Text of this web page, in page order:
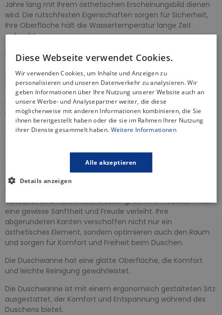
Jahre lang mit ihrem ästhetischen Erscheinungsbild dienen
wird. Die rutschfesten Eigenschaften sorgen für Sicherheit,
ihre Oberfläche hält die Wassertemperatur lange Zeit
aufrecht.
Ein weiterer Vorteil ist die einfache Montage. Mit den
einfachen und intuitiven Anweisungen können Sie sie
problemlos selbst installieren oder mit minimaler Hilfe eines
Fachmanns.
Unabhängig vom Stil Ihres Badezimmers passt sich unsere
Duschwanne perfekt an. Ihr elegantes Design und die Vielfalt
an verfügbaren Größen ermöglichen eine ideale Anpassung
an Ihre Bedürfnisse.
Genießen Sie entspannende Duschen und seien Sie
versichert, dass unsere Duschwanne nicht nur funktional,
sondern auch auf Ihre Bedürfnisse zugeschnitten ist.
90x90, ist eine harmonische Lösung, die Ihrem Badezimmer
eine gewisse Sanftheit und Freude verleiht. Ihre
abgerundeten Kanten verschaffen nicht nur ein
ästhetisches Element, sondern optimieren auch den Raum
und sorgen für Komfort und Freiheit beim Duschen.
Die Duschwanne hat eine glatte Oberfläche, die Komfort
und leichte Reinigung gewährleistet.
Die Duschwanne ist mit einem ergonomisch gestalteten Sitz
ausgestattet, der Komfort und Entspannung während des
Duschens bietet.
Diese Webseite verwendet Cookies.
Wir verwenden Cookies, um Inhalte und Anzeigen zu
personalisieren und unseren Datenverkehr zu analysieren. Wir
geben Informationen über Ihre Nutzung unserer Website auch an
unsere Werbe- und Analysepartner weiter, die diese
möglicherweise mit anderen Informationen kombinieren, die Sie
ihnen bereitgestellt haben oder die sie im Rahmen Ihrer Nutzung
ihrer Dienste gesammelt haben. Weitere Informationen
Alle akzeptieren
Details anzeigen